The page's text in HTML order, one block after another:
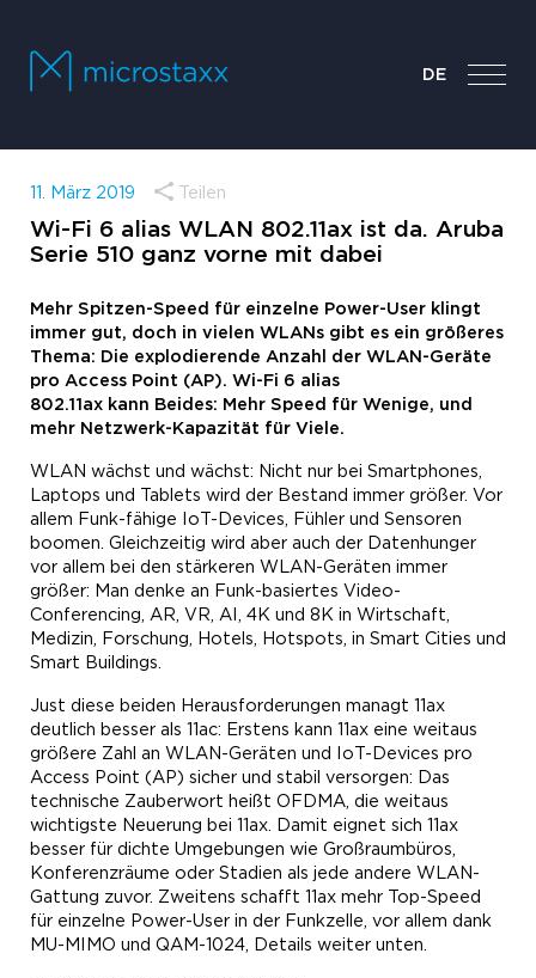
DE
11. März 2019 Teilen
Wi-Fi 6 alias WLAN 802.11ax ist da. Aruba
Serie 510 ganz vorne mit dabei
Mehr Spitzen-Speed für einzelne Power-User klingt
immer gut, doch in vielen WLANs gibt es ein größeres
Thema: Die explodierende Anzahl der WLAN-Geräte
pro Access Point (AP). Wi-Fi 6 alias
802.11ax kann Beides: Mehr Speed für Wenige, und
mehr Netzwerk-Kapazität für Viele.
WLAN wächst und wächst: Nicht nur bei Smartphones,
Laptops und Tablets wird der Bestand immer größer. Vor
allem Funk-fähige IoT-Devices, Fühler und Sensoren
boomen. Gleichzeitig wird aber auch der Datenhunger
vor allem bei den stärkeren WLAN-Geräten immer
größer: Man denke an Funk-basiertes Video-
Conferencing, AR, VR, AI, 4K und 8K in Wirtschaft,
Medizin, Forschung, Hotels, Hotspots, in Smart Cities und
Smart Buildings.
Just diese beiden Herausforderungen managt 11ax
deutlich besser als 11ac: Erstens kann 11ax eine weitaus
größere Zahl an WLAN-Geräten und IoT-Devices pro
Access Point (AP) sicher und stabil versorgen: Das
technische Zauberwort heißt OFDMA, die weitaus
wichtigste Neuerung bei 11ax. Damit eignet sich 11ax
besser für dichte Umgebungen wie Großraumbüros,
Konferenzräume oder Stadien als jede andere WLAN-
Gattung zuvor. Zweitens schafft 11ax mehr Top-Speed
für einzelne Power-User in der Funkzelle, vor allem dank
MU-MIMO und QAM-1024, Details weiter unten.